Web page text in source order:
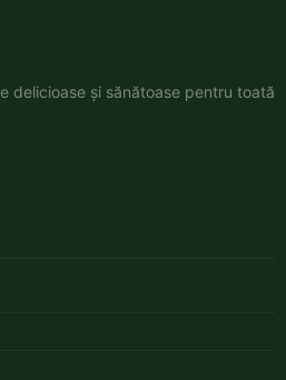
delicioase și sănătoase pentru toată